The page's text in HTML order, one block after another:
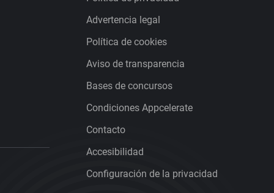
Advertencia legal
Política de cookies
Aviso de transparencia
Bases de concursos
Condiciones Appcelerate
Contacto
Accesibilidad
Configuración de la privacidad